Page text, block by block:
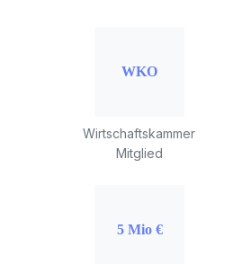
Wirtschaftskammer
Mitglied